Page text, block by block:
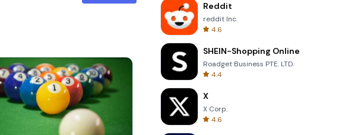
Reddit
reddit Inc.
4.6
SHEIN-Shopping Online
Roadget Business PTE. LTD.
4.4
X
X Corp.
4.6